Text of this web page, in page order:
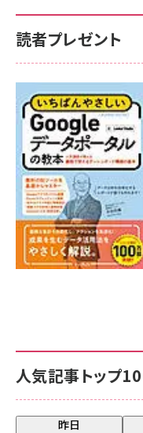
人気記事トップ10
昨日
読者プレゼント
無料BIツー
ポータルの
シュボード
7月31日 10:00